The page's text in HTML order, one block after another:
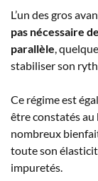
L’un des gros
pas nécessaire
parallèle,
stabiliser son
Ce régime est
être constatés au
nombreux
toute son
impuretés.